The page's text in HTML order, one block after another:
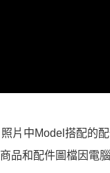
每筆NT$120
照片中Model搭配的
商品和配件圖檔因電